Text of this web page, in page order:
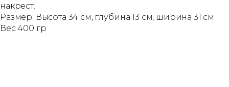
накрест.
Размер: Высота 34 см, глубина 13 см, ширина 31 см
Вес 400 гр